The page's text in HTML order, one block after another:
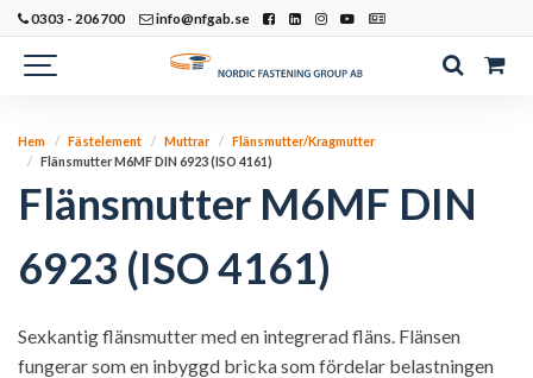
0303 - 206700 info@nfgab.se
Hem Fästelement Muttrar
Flänsmutter/Kragmutter
Flänsmutter M6MF DIN 6923 (ISO 4161)
Flänsmutter M6MF DIN
6923 (ISO 4161)
Sexkantig flänsmutter med en integrerad fläns. Flänsen
fungerar som en inbyggd bricka som fördelar belastningen